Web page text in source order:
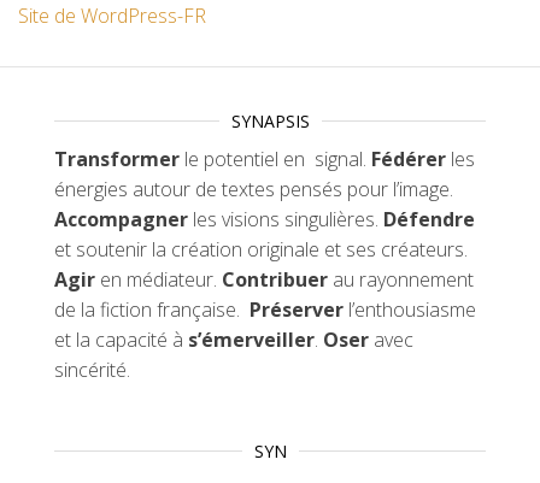
Site de WordPress-FR
SYNAPSIS
Transformer le potentiel en signal. Fédérer les
énergies autour de textes pensés pour l’image.
Accompagner les visions singulières. Défendre
et soutenir la création originale et ses créateurs.
Agir en médiateur. Contribuer au rayonnement
de la fiction française. Préserver l’enthousiasme
et la capacité à s’émerveiller. Oser avec
sincérité.
SYN